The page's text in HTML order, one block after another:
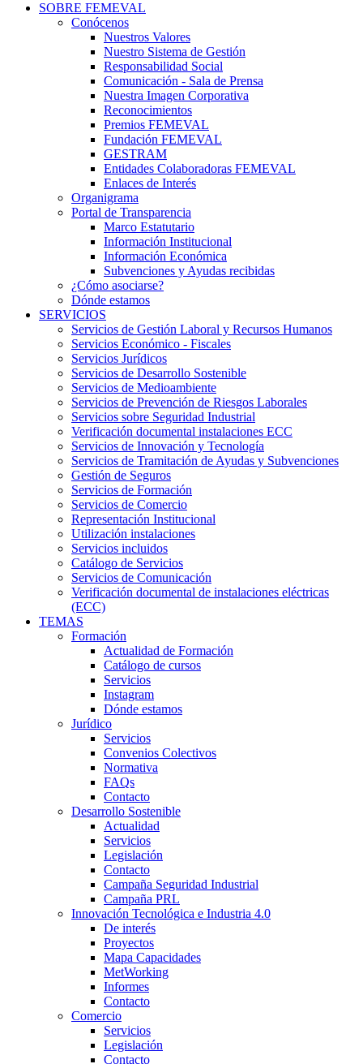
SOBRE FEMEVAL
Conócenos
Nuestros Valores
Nuestro Sistema de Gestión
Responsabilidad Social
Comunicación - Sala de Prensa
Nuestra Imagen Corporativa
Reconocimientos
Premios FEMEVAL
Fundación FEMEVAL
GESTRAM
Entidades Colaboradoras FEMEVAL
Enlaces de Interés
Organigrama
Portal de Transparencia
Marco Estatutario
Información Institucional
Información Económica
Subvenciones y Ayudas recibidas
¿Cómo asociarse?
Dónde estamos
SERVICIOS
Servicios de Gestión Laboral y Recursos Humanos
Servicios Económico - Fiscales
Servicios Jurídicos
Servicios de Desarrollo Sostenible
Servicios de Medioambiente
Servicios de Prevención de Riesgos Laborales
Servicios sobre Seguridad Industrial
Verificación documental instalaciones ECC
Servicios de Innovación y Tecnología
Servicios de Tramitación de Ayudas y Subvenciones
Gestión de Seguros
Servicios de Formación
Servicios de Comercio
Representación Institucional
Utilización instalaciones
Servicios incluidos
Catálogo de Servicios
Servicios de Comunicación
Verificación documental de instalaciones eléctricas
(ECC)
TEMAS
Formación
Actualidad de Formación
Catálogo de cursos
Servicios
Instagram
Dónde estamos
Jurídico
Servicios
Convenios Colectivos
Normativa
FAQs
Contacto
Desarrollo Sostenible
Actualidad
Servicios
Legislación
Contacto
Campaña Seguridad Industrial
Campaña PRL
Innovación Tecnológica e Industria 4.0
De interés
Proyectos
Mapa Capacidades
MetWorking
Informes
Contacto
Comercio
Servicios
Legislación
Contacto